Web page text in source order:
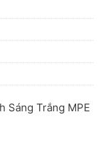
Sáng Trắng MPE
Sáng Trắng MPE